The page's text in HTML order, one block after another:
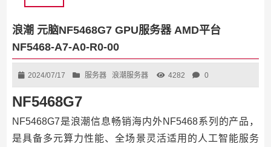
浪潮 元脑NF5468G7 GPU服务器 AMD平台
NF5468-A7-A0-R0-00
2024/07/17 服务器 浪潮服务器 4282 0
NF5468G7
NF5468G7是浪潮信息畅销海内外NF5468系列的产品，
是具备多元算力性能、全场景灵活适用的人工智能服务